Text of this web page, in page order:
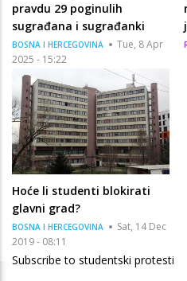
pravdu 29 poginulih
sugrađana i sugrađanki
BOSNA I HERCEGOVINA
Tue, 8 Apr
2025 - 15:22
Hoće li studenti blokirati
glavni grad?
BOSNA I HERCEGOVINA
Sat, 14 Dec
2019 - 08:11
Subscribe to studentski protesti